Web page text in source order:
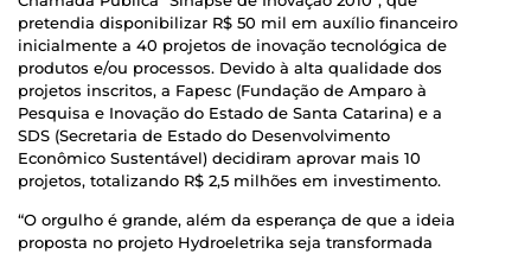
pretendia disponibilizar R$ 50 mil em auxílio financeiro
inicialmente a 40 projetos de inovação tecnológica de
produtos e/ou processos. Devido à alta qualidade dos
projetos inscritos, a Fapesc (Fundação de Amparo à
Pesquisa e Inovação do Estado de Santa Catarina) e a
SDS (Secretaria de Estado do Desenvolvimento
Econômico Sustentável) decidiram aprovar mais 10
projetos, totalizando R$ 2,5 milhões em investimento.
“O orgulho é grande, além da esperança de que a ideia
proposta no projeto Hydroeletrika seja transformada